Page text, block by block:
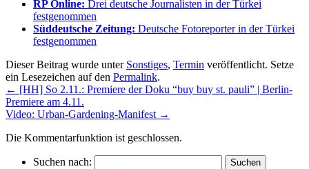
RP Online: Drei deutsche Journalisten in der Türkei
festgenommen
Süddeutsche Zeitung: Deutsche Fotoreporter in der Türkei
festgenommen
Dieser Beitrag wurde unter Sonstiges, Termin veröffentlicht. Setze
ein Lesezeichen auf den Permalink.
← [HH] So 2.11.: Premiere der Doku “buy buy st. pauli” | Berlin-
Premiere am 4.11.
Video: Urban-Gardening-Manifest →
Die Kommentarfunktion ist geschlossen.
Suchen nach: